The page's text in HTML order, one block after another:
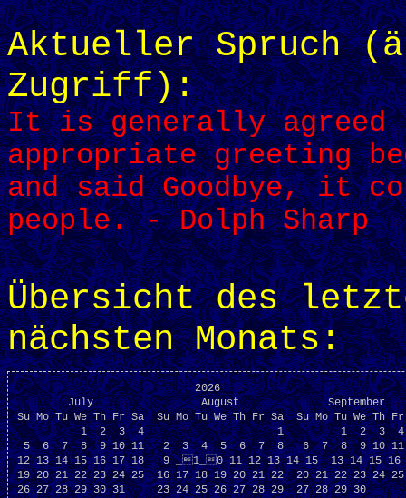
Aktueller Spruch
Zugriff):
It is generally agreed
appropriate greeting
and said Goodbye, it
people. - Dolph Sharp
Übersicht des
nächsten Monats:
                            2026
July                 August
Su Mo Tu We Th Fr Sa  Su Mo Tu We Th Fr Sa  Su Mo Tu We Th
1  2  3  4                     1         1  2  3
5  6  7  8  9 10 11   2  3  4  5  6  7  8   6  7  8  9 10
12 13 14 15 16 17 18   9 _1_0 11 12 13 14 15  13 14 15
19 20 21 22 23 24 25  16 17 18 19 20 21 22  20 21 22 23 24
26 27 28 29 30 31     23 24 25 26 27 28 29  27 28